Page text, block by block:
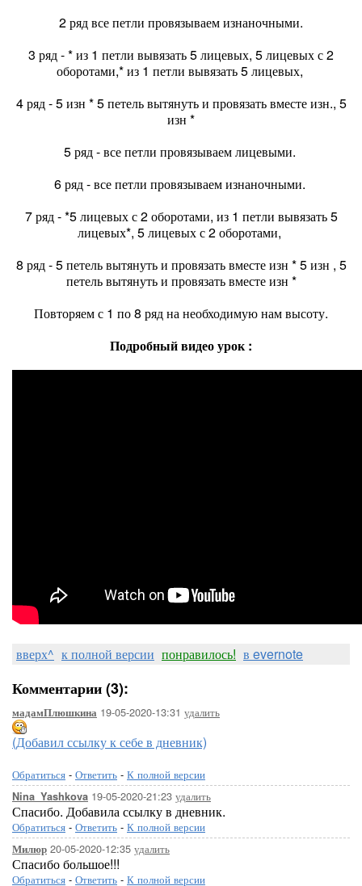
2 ряд все петли провязываем изнаночными.
3 ряд - * из 1 петли вывязать 5 лицевых, 5 лицевых с 2
оборотами,* из 1 петли вывязать 5 лицевых,
4 ряд - 5 изн * 5 петель вытянуть и провязать вместе изн., 5
изн *
5 ряд - все петли провязываем лицевыми.
6 ряд - все петли провязываем изнаночными.
7 ряд - *5 лицевых с 2 оборотами, из 1 петли вывязать 5
лицевых*, 5 лицевых с 2 оборотами,
8 ряд - 5 петель вытянуть и провязать вместе изн * 5 изн , 5
петель вытянуть и провязать вместе изн *
Повторяем с 1 по 8 ряд на необходимую нам высоту.
Подробный видео урок :
вверх^ к полной версии понравилось! в evernote
Комментарии (3):
мадамПлюшкина 19-05-2020-13:31 удалить
(Добавил ссылку к себе в дневник)
Обратиться - Ответить - К полной версии
Nina_Yashkova 19-05-2020-21:23 удалить
Спасибо. Добавила ссылку в дневник.
Обратиться - Ответить - К полной версии
Милюр 20-05-2020-12:35 удалить
Спасибо большое!!!
Обратиться - Ответить - К полной версии